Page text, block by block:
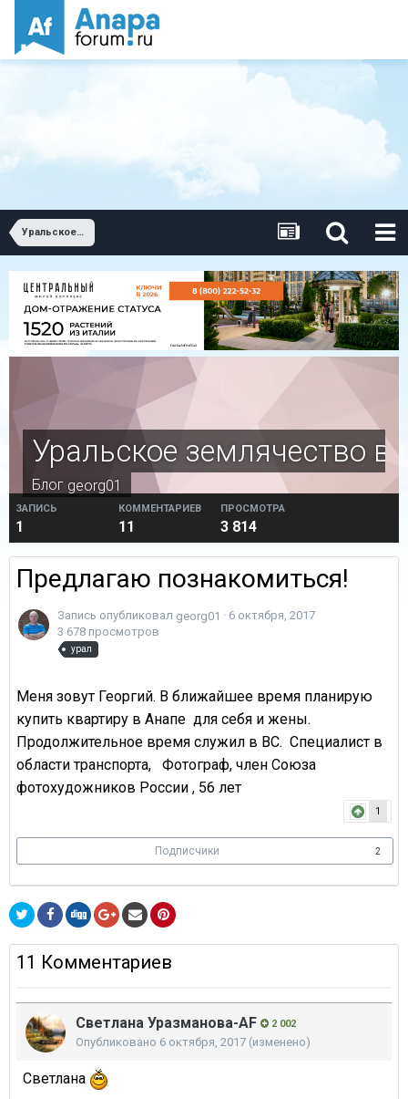
Уральское землячество в Анапе
Уральское землячество в
Блог georg01
ЗАПИСЬ
1
КОММЕНТАРИЕВ
11
ПРОСМОТРА
3 814
Предлагаю познакомиться!
Запись опубликовал georg01 · 6 октября, 2017
3 678 просмотров
урал
Меня зовут Георгий. В ближайшее время планирую
купить квартиру в Анапе для себя и жены.
Продолжительное время служил в ВС. Специалист в
области транспорта, Фотограф, член Союза
фотохудожников России , 56 лет
1
Подписчики 2
11 Комментариев
Светлана Уразманова-AF 2 002
Опубликовано 6 октября, 2017 (изменено)
Светлана